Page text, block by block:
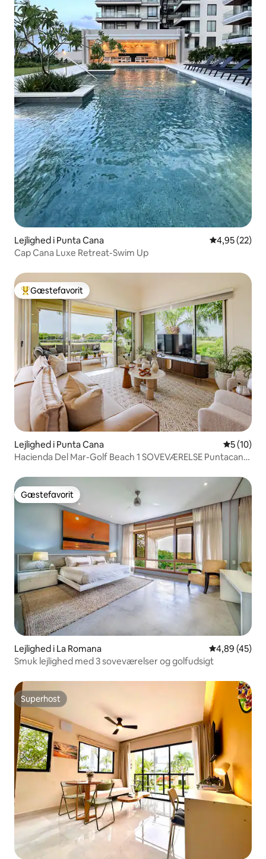
Lejlighed i Punta Cana 4,95 ud af 5 i
4,95 (22)
Cap Cana Luxe Retreat-Swim Up
Bedste gæstefavorit
Gæstefavorit
Lejlighed i Punta Cana 5 ud af 5 i
5 (10)
Hacienda Del Mar-Golf Beach 1 SOVEVÆRELSE Puntacana
Gæstefavorit
Gæstefavorit
Lejlighed i La Romana 4,89 ud af 5 i
4,89 (45)
Smuk lejlighed med 3 soveværelser og golfudsigt
Superhost
Superhost